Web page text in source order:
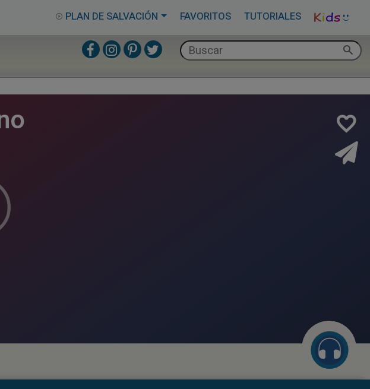
PLAN DE SALVACIÓN FAVORITOS TUTORIALES